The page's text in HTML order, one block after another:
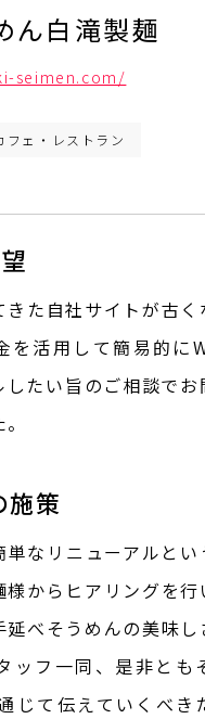
ん白滝製麺
seimen.com/
フェ・レストラン
きた自社サイトが古く
を活用して簡易的に
したい旨のご相談でお
策
単なリニューアルとい
様からヒアリングを行
延べそうめんの美味し
ッフ一同、是非とも
じて伝えていくべき